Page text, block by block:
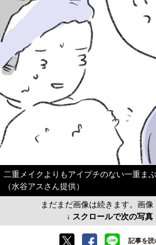
二重メイクよりもアイプチのない一重ま
（水谷アスさん提供）
まだまだ画像は続きます。画像
↓ スクロールで次の写真
記事を読